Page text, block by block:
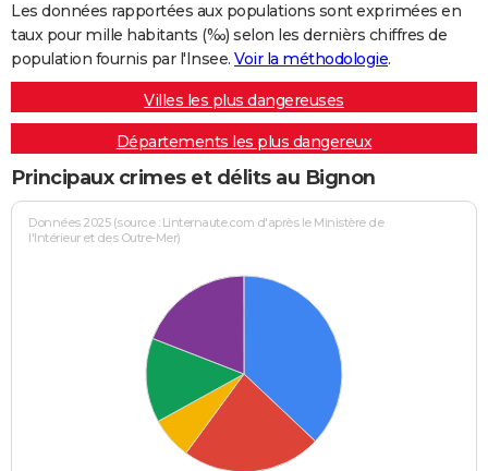
Les données rapportées aux populations sont exprimées en
taux pour mille habitants (‰) selon les dernièrs chiffres de
population fournis par l'Insee. Voir la méthodologie.
Villes les plus dangereuses
Départements les plus dangereux
Principaux crimes et délits au Bignon
Données 2025 (source : Linternaute.com d'après le Ministère de
l'Intérieur et des Outre-Mer)